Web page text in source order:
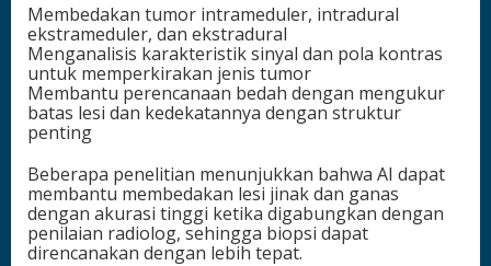
Membedakan tumor intrameduler, intradural
ekstrameduler, dan ekstradural
Menganalisis karakteristik sinyal dan pola kontras
untuk memperkirakan jenis tumor
Membantu perencanaan bedah dengan mengukur
batas lesi dan kedekatannya dengan struktur
penting
Beberapa penelitian menunjukkan bahwa AI dapat
membantu membedakan lesi jinak dan ganas
dengan akurasi tinggi ketika digabungkan dengan
penilaian radiolog, sehingga biopsi dapat
direncanakan dengan lebih tepat.